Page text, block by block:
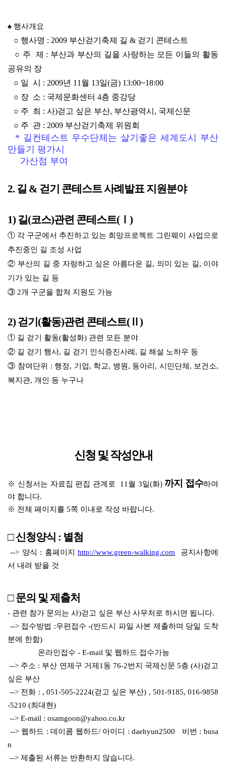
♠ 행사개요
○ 행사명 : 2009 부산걷기축제 길 & 걷기 콘테스트
○ 주 제 : 부산과 부산의 길을 사랑하는 모든 이들의 활동
공유의 장
○ 일 시 : 2009년 11월 13일(금) 13:00~18:00
○ 장 소 : 국제문화센터 4층 중강당
○ 주 최 : 사)걷고 싶은 부산, 부산광역시, 국제신문
○ 주 관 : 2009 부산걷기축제 위원회
* 길컨테스트 우수단체는 살기좋은 세계도시 부산
만들기 평가시
가산점 부여
2. 길 & 걷기 콘테스트 사례발표 지원분야
1) 길(코스)관련 콘테스트(Ⅰ)
① 각 구군에서 추진하고 있는 희망프로젝트 그린웨이 사업으로
추진중인 길 조성 사업
② 부산의 길 중 자랑하고 싶은 아름다운 길, 의미 있는 길, 이야
기가 있는 길 등
③ 2개 구군을 합쳐 지원도 가능
2) 걷기(활동)관련 콘테스트(Ⅱ)
① 길 걷기 활동(활성화) 관련 모든 분야
② 길 걷기 행사, 길 걷기 인식증진사례, 길 해설 노하우 등
③ 참여단위 : 행정, 기업, 학교, 병원, 동아리, 시민단체, 보건소,
복지관, 개인 등 누구나
신청 및 작성안내
※ 신청서는 자료집 편집 관계로 11월 3일(화) 까지 접수하여
야 합니다.
※ 전체 페이지를 5쪽 이내로 작성 바랍니다.
□ 신청양식 : 별첨
--> 양식 : 홈페이지http://www.green-walking.com 공지사항에
서 내려 받을 것
□ 문의 및 제출처
- 관련 참가 문의는 사)걷고 싶은 부산 사무처로 하시면 됩니다.
--> 접수방법 :우편접수 -(반드시 파일 사본 제출하며 당일 도착
분에 한함)
온라인접수 - E-mail 및 웹하드 접수가능
--> 주소 : 부산 연제구 거제1동 76-2번지 국제신문 5층 (사)걷고
싶은 부산
--> 전화 : , 051-505-2224(걷고 싶은 부산) , 501-9185, 016-9858
-5210 (최대현)
--> E-mail : osamgoon@yahoo.co.kr
--> 웹하드 : 데이콤 웹하드/ 아이디 : daehyun2500 비번 : busa
n
--> 제출된 서류는 반환하지 않습니다.